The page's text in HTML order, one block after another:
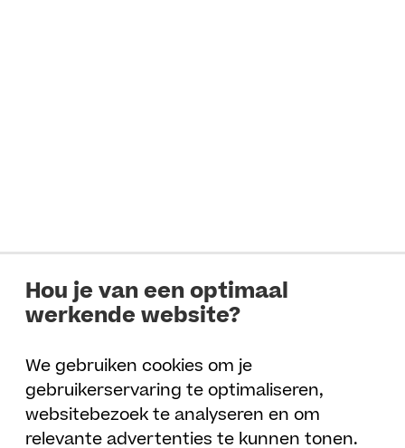
Hou je van een optimaal
werkende website?
We gebruiken cookies om je
gebruikerservaring te optimaliseren,
websitebezoek te analyseren en om
relevante advertenties te kunnen tonen.